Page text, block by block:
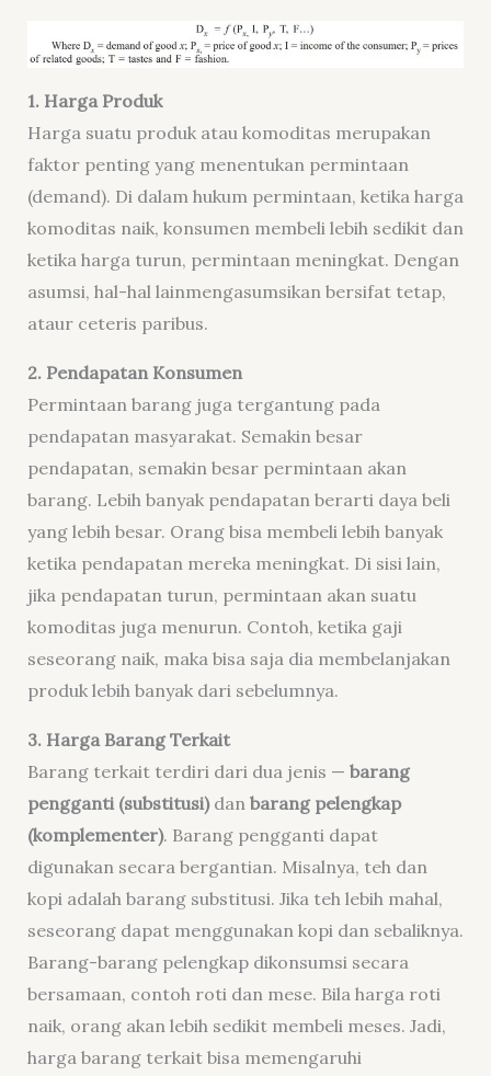
1. Harga Produk
Harga suatu produk atau komoditas merupakan
faktor penting yang menentukan permintaan
(demand). Di dalam hukum permintaan, ketika harga
komoditas naik, konsumen membeli lebih sedikit dan
ketika harga turun, permintaan meningkat. Dengan
asumsi, hal-hal lainmengasumsikan bersifat tetap,
ataur ceteris paribus.
2. Pendapatan Konsumen
Permintaan barang juga tergantung pada
pendapatan masyarakat. Semakin besar
pendapatan, semakin besar permintaan akan
barang. Lebih banyak pendapatan berarti daya beli
yang lebih besar. Orang bisa membeli lebih banyak
ketika pendapatan mereka meningkat. Di sisi lain,
jika pendapatan turun, permintaan akan suatu
komoditas juga menurun. Contoh, ketika gaji
seseorang naik, maka bisa saja dia membelanjakan
produk lebih banyak dari sebelumnya.
3. Harga Barang Terkait
Barang terkait terdiri dari dua jenis — barang
pengganti (substitusi)dan barang pelengkap
(komplementer). Barang pengganti dapat
digunakan secara bergantian. Misalnya, teh dan
kopi adalah barang substitusi. Jika teh lebih mahal,
seseorang dapat menggunakan kopi dan sebaliknya.
Barang-barang pelengkap dikonsumsi secara
bersamaan, contoh roti dan mese. Bila harga roti
naik, orang akan lebih sedikit membeli meses. Jadi,
harga barang terkait bisa memengaruhi